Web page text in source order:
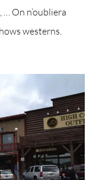
… On n’oubliera
westerns.